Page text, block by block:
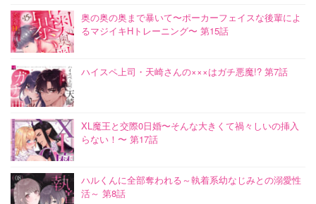
奥の奥の奥まで暴いて〜ポーカーフェイスな後輩によ
るマジイキHトレーニング〜 第15話
ハイスペ上司・天崎さんの×××はガチ悪魔!? 第7話
XL魔王と交際0日婚〜そんな大きくて禍々しいの挿入
らない！〜 第17話
ハルくんに全部奪われる～執着系幼なじみとの溺愛性
活～ 第8話